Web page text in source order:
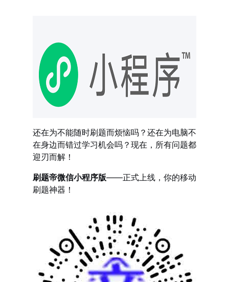
还在为不能随时刷题而烦恼吗？还在为电脑不
在身边而错过学习机会吗？现在，所有问题都
迎刃而解！
刷题帝微信小程序版——正式上线，你的移动
刷题神器！